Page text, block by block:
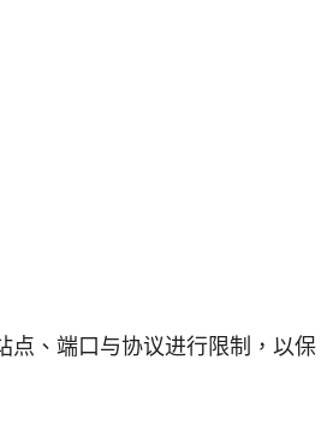
点、端口与协议进行限制，以保